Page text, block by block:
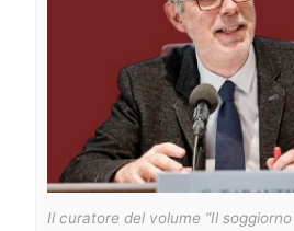
Il curatore del volume “Il